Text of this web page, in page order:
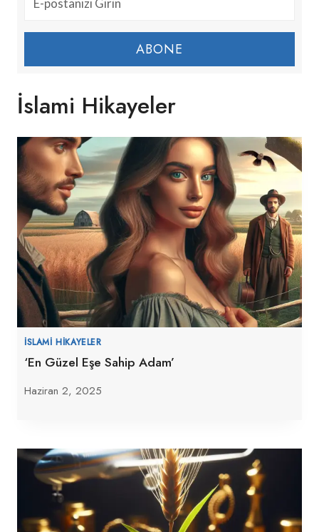
ABONE
İslami Hikayeler
İSLAMI HIKAYELER
‘En Güzel Eşe Sahip Adam’
Haziran 2, 2025